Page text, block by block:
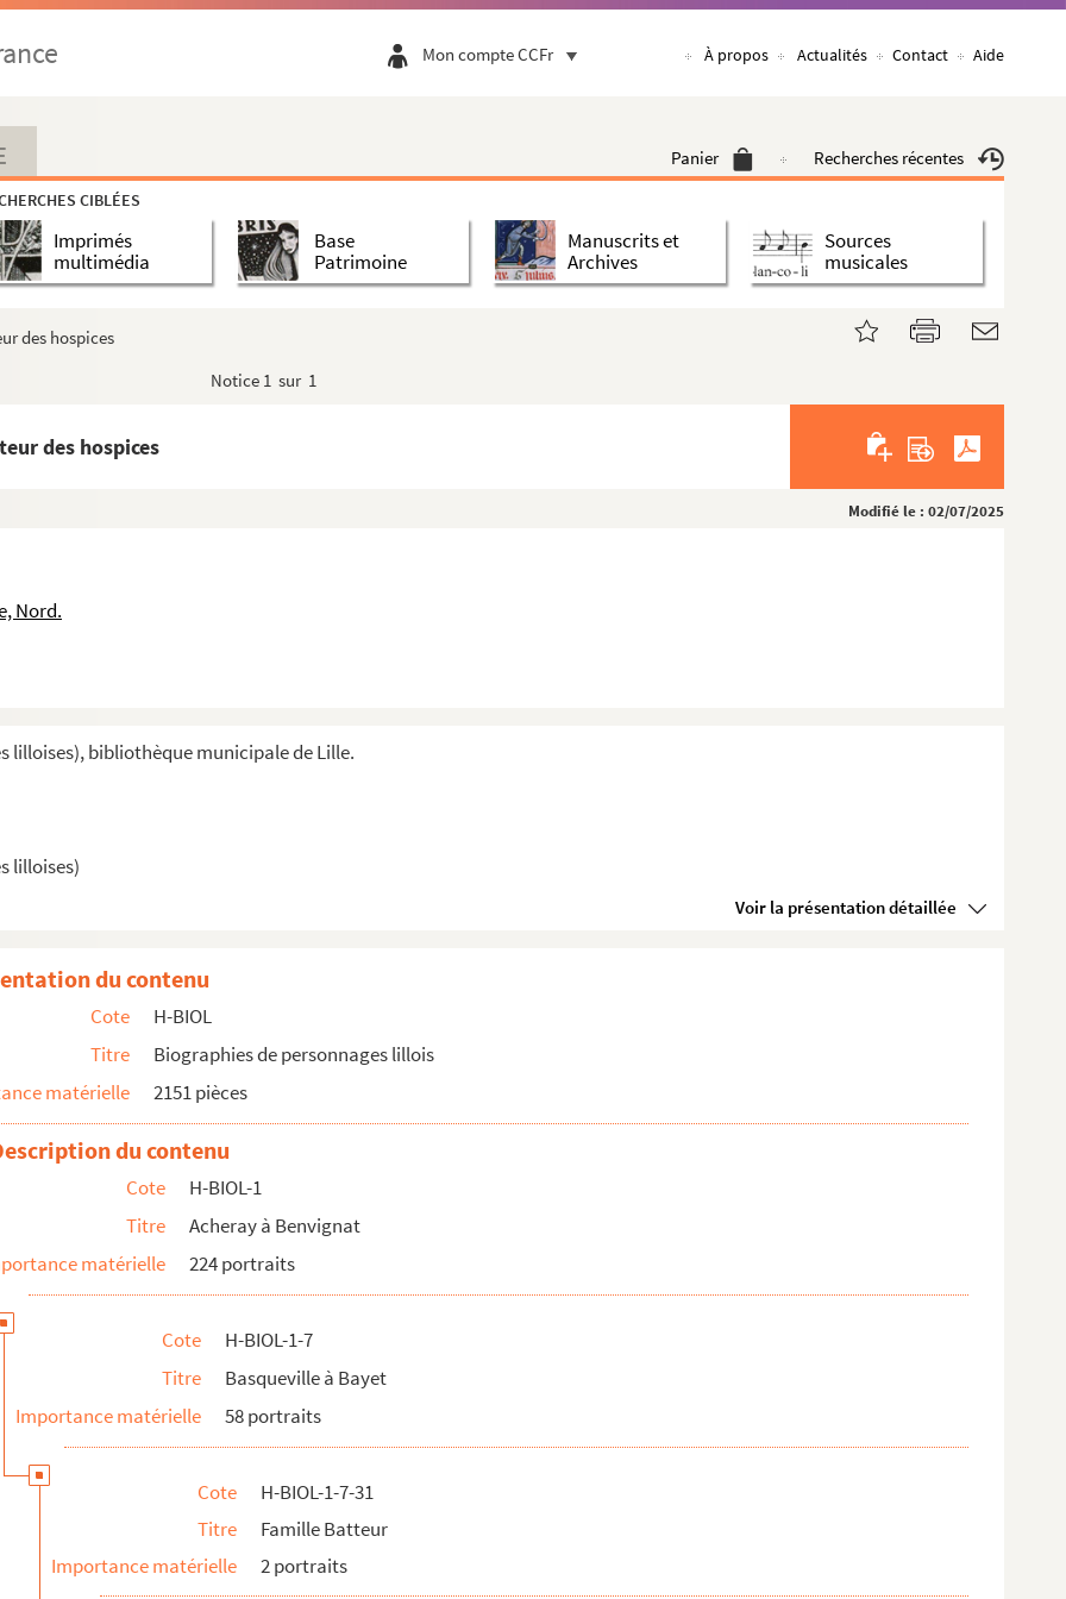
Mon compte CCFr À propos Actualités Contact Aide
Panier Recherches récentes
CIBLÉES
Imprimés
multimédia
Base
Patrimoine
Manuscrits et
Archives
Sources
musicales
des hospices
Notice 1 sur 1
des hospices
Modifié le : 02/07/2025
Nord.
lilloises), bibliothèque municipale de Lille.
lilloises)
Voir la présentation détaillée
des hospices
avocat
siècle
V
du contenu
Cote
H-BIOL
Titre
Biographies de personnages lillois
matérielle
2151 pièces
du contenu
Cote
H-BIOL-1
Titre
Acheray à Benvignat
matérielle
224 portraits
Cote
H-BIOL-1-7
Titre
Basqueville à Bayet
Importance matérielle
58 portraits
Cote
H-BIOL-1-7-31
Titre
Famille Batteur
Importance matérielle
2 portraits